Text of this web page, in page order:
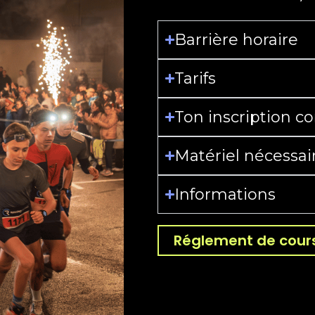
Barrière horaire
Tarifs
Ton inscription
Matériel
Informations
Réglement de